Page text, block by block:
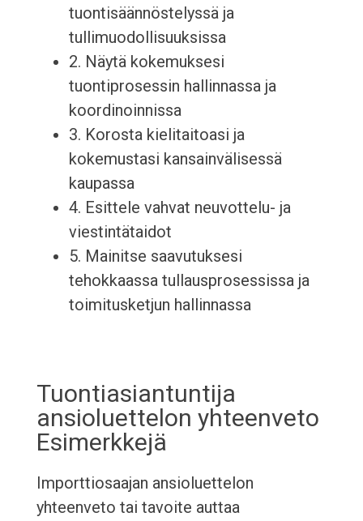
tuontisäännöstelyssä ja
tullimuodollisuuksissa
2. Näytä kokemuksesi
tuontiprosessin hallinnassa ja
koordinoinnissa
3. Korosta kielitaitoasi ja
kokemustasi kansainvälisessä
kaupassa
4. Esittele vahvat neuvottelu- ja
viestintätaidot
5. Mainitse saavutuksesi
tehokkaassa tullausprosessissa ja
toimitusketjun hallinnassa
Tuontiasiantuntija
ansioluettelon yhteenveto
Esimerkkejä
Importtiosaajan ansioluettelon
yhteenveto tai tavoite auttaa